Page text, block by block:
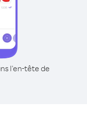
l'en-tête de